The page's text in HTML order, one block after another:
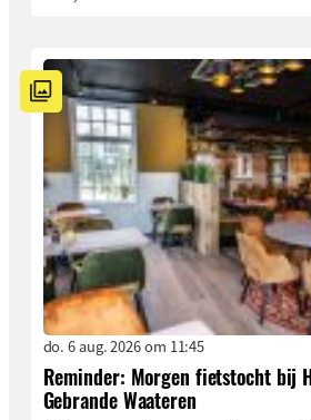
do. 6 aug. 2026 om 11:45
Reminder: Morgen fietstocht bij
Gebrande Waateren